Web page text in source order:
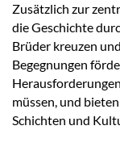
Zusätzlich zur
die Geschichte
Brüder kreuzen
Begegnungen
müssen, und
Schichten und